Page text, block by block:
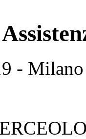
- Milano